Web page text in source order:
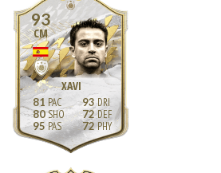
93
CM
XAVI
81
80
95
93
72
72